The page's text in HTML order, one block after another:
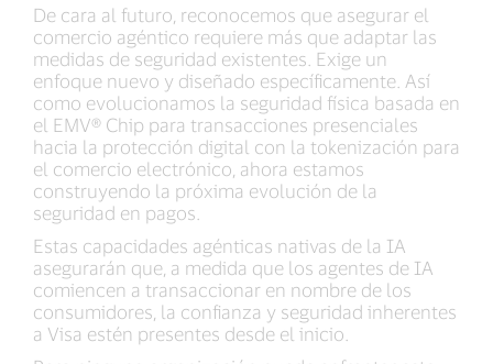
De cara al futuro, reconocemos que asegurar el
comercio agéntico requiere más que adaptar las
medidas de seguridad existentes. Exige un
enfoque nuevo y diseñado específicamente. Así
como evolucionamos la seguridad física basada en
el EMV® Chip para transacciones presenciales
hacia la protección digital con la tokenización para
el comercio electrónico, ahora estamos
construyendo la próxima evolución de la
seguridad en pagos.
Estas capacidades agénticas nativas de la IA
asegurarán que, a medida que los agentes de IA
comiencen a transaccionar en nombre de los
consumidores, la confianza y seguridad inherentes
a Visa estén presentes desde el inicio.